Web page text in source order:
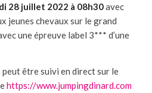
28 juillet 2022 à 08h30avec
jeunes chevaux sur le grand
une épreuve label 3*** d’une
peut être suivi en direct sur le
https://www.jumpingdinard.com